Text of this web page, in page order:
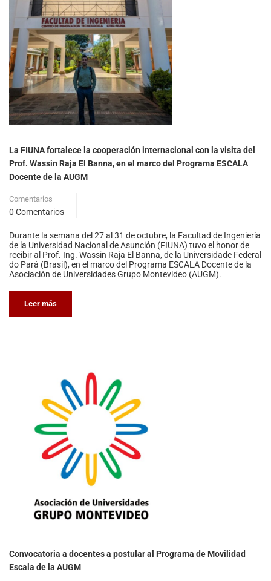
La FIUNA fortalece la cooperación internacional con la visita del
Prof. Wassin Raja El Banna, en el marco del Programa ESCALA
Docente de la AUGM
Comentarios
0 Comentarios
Durante la semana del 27 al 31 de octubre, la Facultad de Ingeniería
de la Universidad Nacional de Asunción (FIUNA) tuvo el honor de
recibir al Prof. Ing. Wassin Raja El Banna, de la Universidade Federal
do Pará (Brasil), en el marco del Programa ESCALA Docente de la
Asociación de Universidades Grupo Montevideo (AUGM).
Leer más
Convocatoria a docentes a postular al Programa de Movilidad
Escala de la AUGM